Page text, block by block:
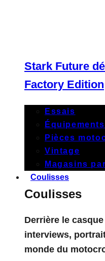
Stark Future
Factory Edition
Essais
Pièces
Vintage
Magasins
Coulisses
Coulisses
Derrière le
interviews,
monde du